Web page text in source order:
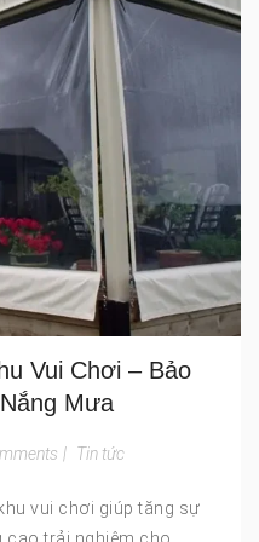
Vui Chơi – Bảo
Mưa
| Tin tức
vui chơi giúp tăng sự
cao trải nghiệm cho